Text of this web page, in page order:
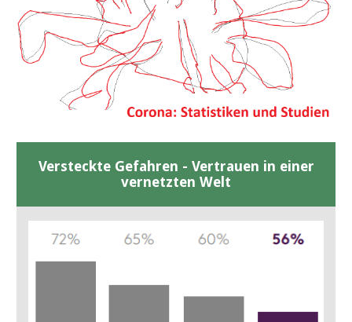
Versteckte Gefahren - Vertrauen in einer
vernetzten Welt